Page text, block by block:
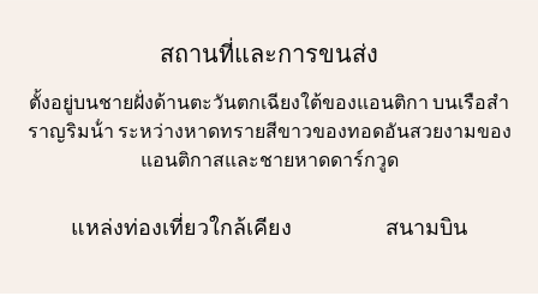
สถานที่และการขนส่ง
ตั้งอยู่บนชายฝั่งด้านตะวันตกเฉียงใต้ของแอนติกา บนเรือสํา
ราญริมน้ํา ระหว่างหาดทรายสีขาวของทอดอันสวยงามของ
แอนติกาสและชายหาดดาร์กวูด
แหล่งท่องเที่ยวใกล้เคียง สนามบิน